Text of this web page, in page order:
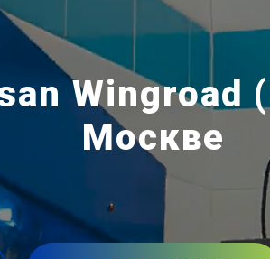
Wingroad
Москве